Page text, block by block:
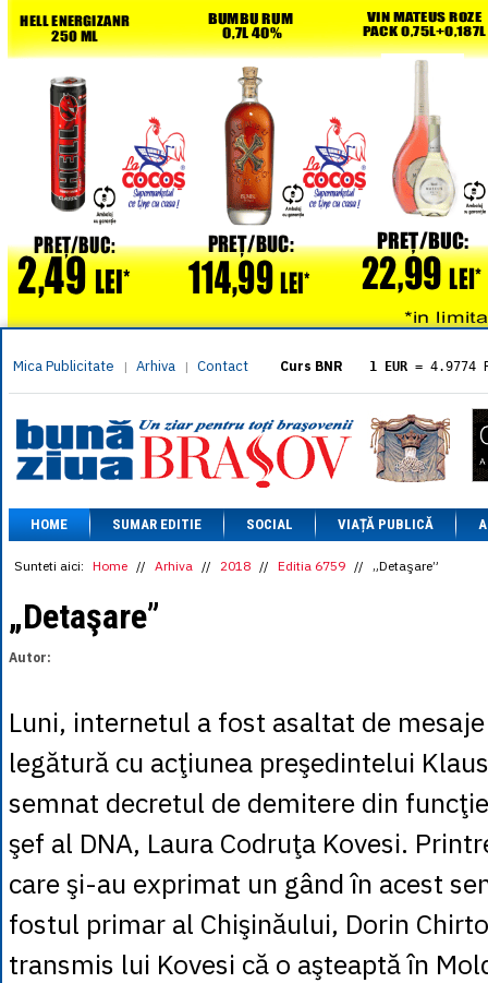
Mica Publicitate | Arhiva | Contact Curs BNR 1 EUR = 4.9774
= 5.8304
1 XAU= 464.4611
1 AED= 1.1933
1 AUD= 2.7957
1 BGN= 2.5449
1 CAD= 3.1559
1 CHF= 5.2813
1 CNY= 0.6015
1 MDL= 0.2538
= 0.2227
1 NOK = 0.4191
1 PLN= 1.1646
= 0.0425
1 RUB
= 0.0530
1 SEK = 0.4526
1 TRY = 0.1141
1 UAH = 0.1048
1 XDR = 5.9383
1 ZAR= 0.2318
HOME SUMAR EDITIE SOCIAL VIAȚĂ PUBLICĂ
Sunteti aici: Home // Arhiva // 2018 // Editia 6759 // „Detaşare”
„Detaşare”
Autor:
Luni, internetul a fost asaltat de
legătură cu acţiunea preşedintelui
semnat decretul de demitere din
şef al DNA, Laura Codruţa Kovesi.
care şi-au exprimat un gând în acest
fostul primar al Chişinăului, Dorin
transmis lui Kovesi că o aşteaptă în